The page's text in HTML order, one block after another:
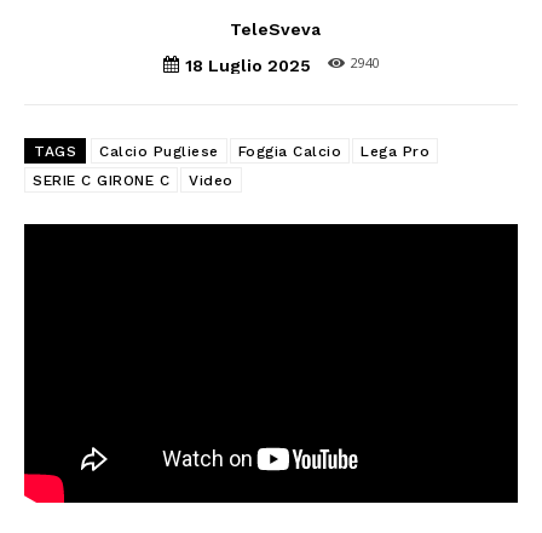
TeleSveva
18 Luglio 2025
2940
TAGS Calcio Pugliese Foggia Calcio
Lega Pro
SERIE C GIRONE C
Video